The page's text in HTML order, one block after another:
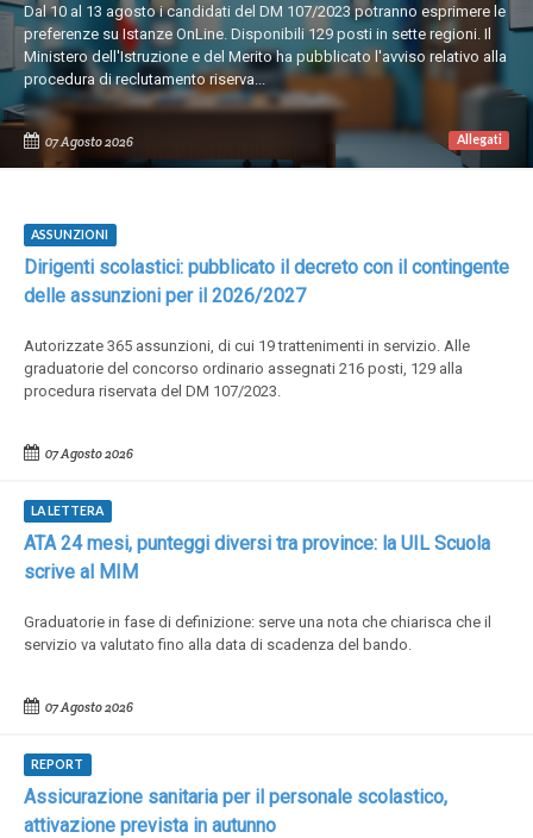
Dal 10 al 13 agosto i candidati del DM 107/2023 potranno esprimere le
preferenze su Istanze OnLine. Disponibili 129 posti in sette regioni. Il
Ministero dell'Istruzione e del Merito ha pubblicato l'avviso relativo alla
procedura di reclutamento riserva...
07 Agosto 2026 Allegati
ASSUNZIONI
Dirigenti scolastici: pubblicato il decreto con il contingente
delle assunzioni per il 2026/2027
Autorizzate 365 assunzioni, di cui 19 trattenimenti in servizio. Alle
graduatorie del concorso ordinario assegnati 216 posti, 129 alla
procedura riservata del DM 107/2023.
07 Agosto 2026
LA LETTERA
ATA 24 mesi, punteggi diversi tra province: la UIL Scuola
scrive al MIM
Graduatorie in fase di definizione: serve una nota che chiarisca che il
servizio va valutato fino alla data di scadenza del bando.
07 Agosto 2026
REPORT
Assicurazione sanitaria per il personale scolastico,
attivazione prevista in autunno